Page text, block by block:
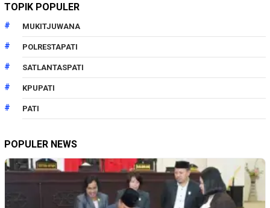
TOPIK POPULER
MUKITJUWANA
POLRESTAPATI
SATLANTASPATI
KPUPATI
PATI
POPULER NEWS